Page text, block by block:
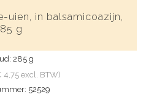
uien, in balsamicoazijn,
g
285 g
4,75 excl. BTW)
52529